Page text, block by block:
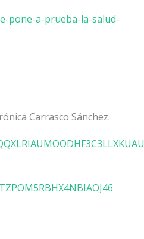
pone-a-prueba-la-salud-
Carrasco Sánchez.